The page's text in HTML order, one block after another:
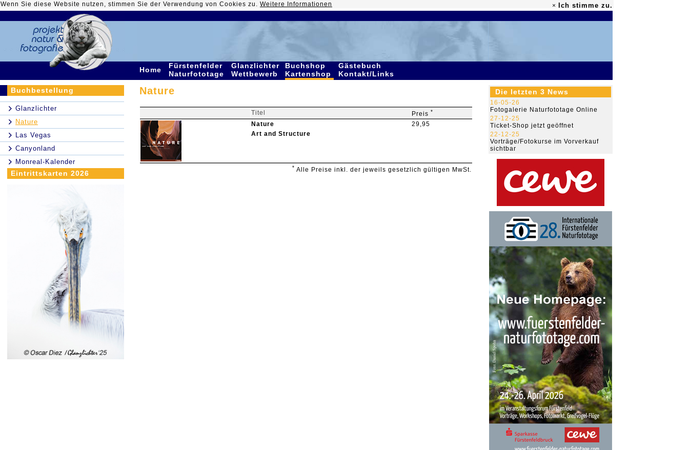
Wenn Sie diese Website nutzen, stimmen Sie der Verwendung von Cookies zu. Weitere Informationen × Ich stimme zu.
Home
Fürstenfelder
Naturfototage
Glanzlichter
Wettbewerb
Buchshop
Kartenshop
Gästebuch
Kontakt/Links
Buchbestellung
Glanzlichter
Nature
Las Vegas
Canyonland
Monreal-Kalender
Eintrittskarten 2026
Nature
Titel Preis *
Nature
Art and Structure
29,95
* Alle Preise inkl. der jeweils gesetzlich gültigen MwSt.
Die letzten 3 News
16-05-26
Fotogalerie Naturfototage Online
27-12-25
Ticket-Shop jetzt geöffnet
22-12-25
Vorträge/Fotokurse im Vorverkauf
sichtbar